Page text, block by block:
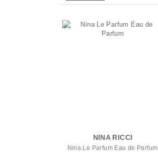
NINA RICCI
Nina Le Parfum Eau de Parfum